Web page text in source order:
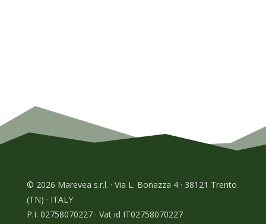
© 2026 Marevea s.r.l. · Via L. Bonazza 4 · 38121 Trento
(TN) · ITALY
P.I. 02758070227 · Vat id IT02758070227